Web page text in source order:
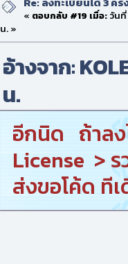
« ตอบกลับ #19 เมื่อ:วันที่
น. »
อ้างจาก:
น.
อีกนิด ถ้าลง
License > ร
ส่งขอโค้ด ที